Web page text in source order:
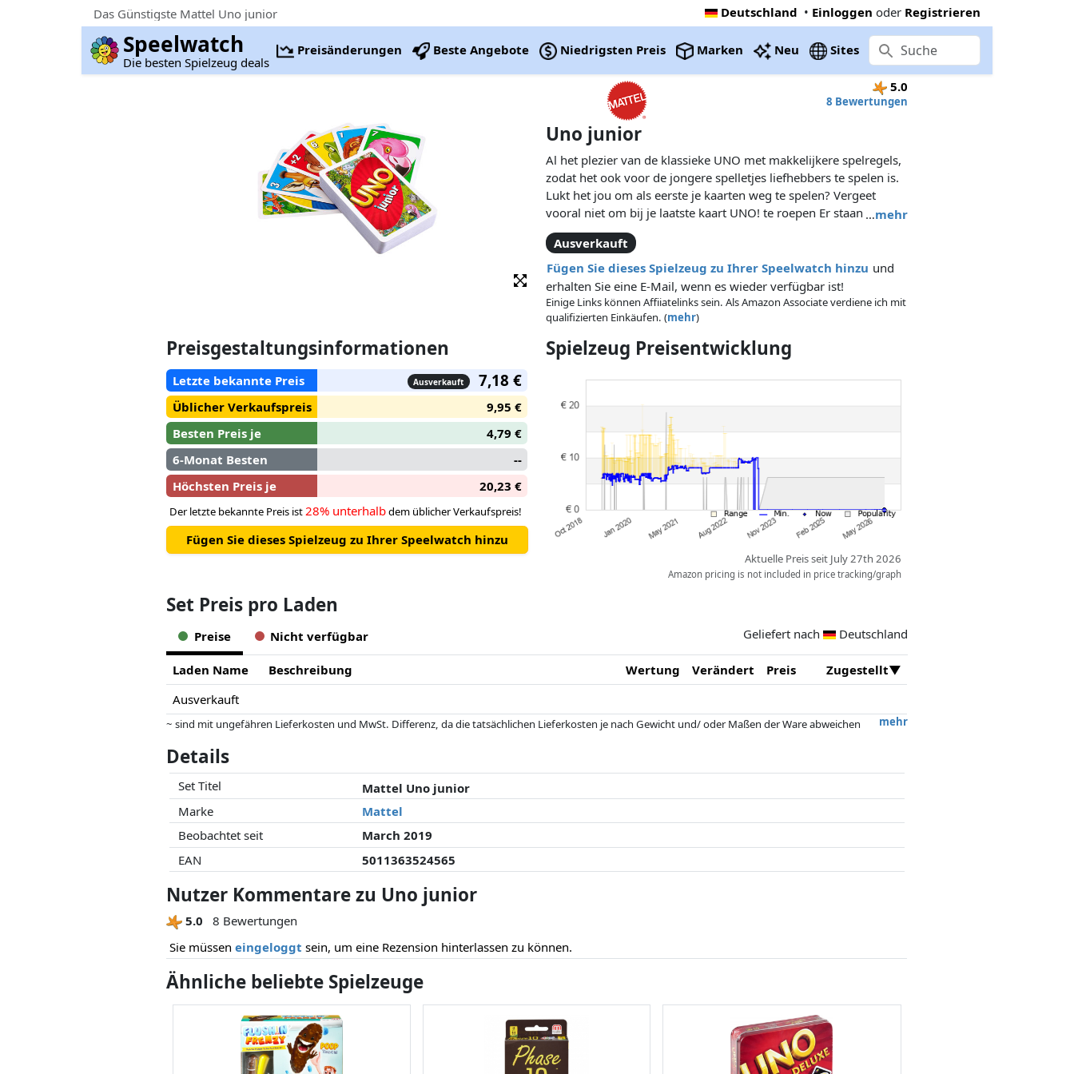
Das Günstigste Mattel Uno junior Deutschland • Einloggen oder Registrieren
Speelwatch
Die besten Spielzeug deals
Preisänderungen Beste Angebote Niedrigsten Preis Marken Neu Sites
5.0
8 Bewertungen
Uno junior
…mehr
Al het plezier van de klassieke UNO met makkelijkere spelregels,
zodat het ook voor de jongere spelletjes liefhebbers te spelen is.
Lukt het jou om als eerste je kaarten weg te spelen? Vergeet
vooral niet om bij je laatste kaart UNO! te roepen Er staan
grappige dierenafbeeldingen op de speelkaarten, om het spel
nóg leuker te maken.
Ausverkauft
Fügen Sie dieses Spielzeug zu Ihrer Speelwatch hinzu und
erhalten Sie eine E-Mail, wenn es wieder verfügbar ist!
Einige Links können Affiiatelinks sein. Als Amazon Associate verdiene ich mit
qualifizierten Einkäufen. (mehr)
Preisgestaltungsinformationen
Letzte bekannte Preis Ausverkauft 7,18 €
Üblicher Verkaufspreis
9,95 €
Besten Preis je
4,79 €
6-Monat Besten
--
Höchsten Preis je
20,23 €
Der letzte bekannte Preis ist 28% unterhalbdem üblicher Verkaufspreis!
Fügen Sie dieses Spielzeug zu Ihrer Speelwatch hinzu
Spielzeug Preisentwicklung
Aktuelle Preis seit July 27th 2026
Amazon pricing is not included in price tracking/graph
Set Preis pro Laden
Preise Nicht verfügbar Geliefert nach Deutschland
Laden Name Beschreibung Wertung Verändert Preis
Zugestellt
Ausverkauft
mehr
~ sind mit ungefähren Lieferkosten und MwSt. Differenz, da die tatsächlichen Lieferkosten je nach Gewicht und/ oder Maßen der Ware abweichen
Preise und Verfügbarkeiten können sich seit der letzten Aktualisierung geändert haben. Die Ordnung erfolgt rein nach dem Preis, Vergütungen durch
Partner haben darauf keinerlei Einfluss. Nur bei gleichen Preisen können historische Leistungen die Ordnung beeinflussen.
Details
Set Titel
Mattel Uno junior
Marke
Mattel
Beobachtet seit
March 2019
EAN
5011363524565
Nutzer Kommentare zu Uno junior
5.0
8 Bewertungen
Sie müssen eingeloggt sein, um eine Rezension hinterlassen zu können.
Ähnliche beliebte Spielzeuge